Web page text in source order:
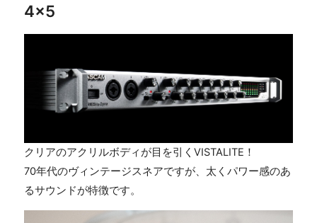
4×5
クリアのアクリルボディが目を引くVISTALITE！
70年代のヴィンテージスネアですが、太くパワー感のあ
るサウンドが特徴です。